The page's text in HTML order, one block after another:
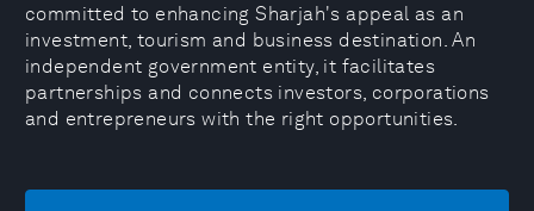
committed to enhancing Sharjah's appeal as an
investment, tourism and business destination. An
independent government entity, it facilitates
partnerships and connects investors, corporations
and entrepreneurs with the right opportunities.